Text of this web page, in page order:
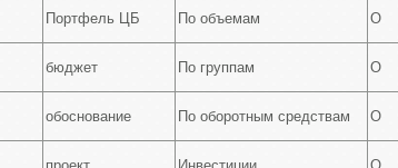
Портфель ЦБ По объемам О
бюджет По группам О
обоснование По оборотным средствам О